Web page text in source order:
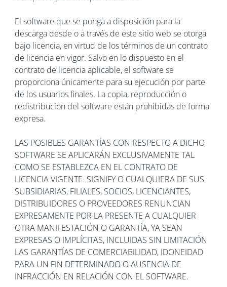
El software que se ponga a disposición para la
descarga desde o a través de este sitio web se otorga
bajo licencia, en virtud de los términos de un contrato
de licencia en vigor. Salvo en lo dispuesto en el
contrato de licencia aplicable, el software se
proporciona únicamente para su ejecución por parte
de los usuarios finales. La copia, reproducción o
redistribución del software están prohibidas de forma
expresa.
LAS POSIBLES GARANTÍAS CON RESPECTO A DICHO
SOFTWARE SE APLICARÁN EXCLUSIVAMENTE TAL
COMO SE ESTABLEZCA EN EL CONTRATO DE
LICENCIA VIGENTE. SIGNIFY O CUALQUIERA DE SUS
SUBSIDIARIAS, FILIALES, SOCIOS, LICENCIANTES,
DISTRIBUIDORES O PROVEEDORES RENUNCIAN
EXPRESAMENTE POR LA PRESENTE A CUALQUIER
OTRA MANIFESTACIÓN O GARANTÍA, YA SEAN
EXPRESAS O IMPLÍCITAS, INCLUIDAS SIN LIMITACIÓN
LAS GARANTÍAS DE COMERCIABILIDAD, IDONEIDAD
PARA UN FIN DETERMINADO O AUSENCIA DE
INFRACCIÓN EN RELACIÓN CON EL SOFTWARE.